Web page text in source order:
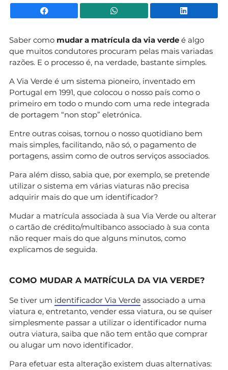
Facebook WhatsApp
Saber como mudar a matrícula da via verde é algo
que muitos condutores procuram pelas mais variadas
razões. E o processo é, na verdade, bastante simples.
A Via Verde é um sistema pioneiro, inventado em
Portugal em 1991, que colocou o nosso país como o
primeiro em todo o mundo com uma rede integrada
de portagem “non stop” eletrónica.
Entre outras coisas, tornou o nosso quotidiano bem
mais simples, facilitando, não só, o pagamento de
portagens, assim como de outros serviços associados.
Para além disso, sabia que, por exemplo, se pretende
utilizar o sistema em várias viaturas não precisa
adquirir mais do que um identificador?
Mudar a matrícula associada à sua Via Verde ou alterar
o cartão de crédito/multibanco associado à sua conta
não requer mais do que alguns minutos, como
explicamos de seguida.
COMO MUDAR A MATRÍCULA DA VIA VERDE?
Se tiver um identificador Via Verde associado a uma
viatura e, entretanto, vender essa viatura, ou se quiser
simplesmente passar a utilizar o identificador numa
outra viatura, saiba que não tem então que comprar
ou alugar um novo identificador.
Para efetuar esta alteração existem duas alternativas: